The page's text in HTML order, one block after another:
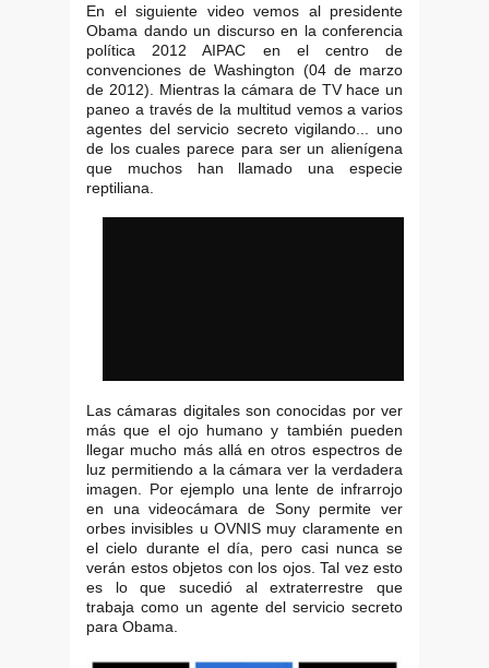
En el siguiente video vemos al presidente
Obama dando un discurso en la conferencia
política 2012 AIPAC en el centro de
convenciones de Washington (04 de marzo
de 2012). Mientras la cámara de TV hace un
paneo a través de la multitud vemos a varios
agentes del servicio secreto vigilando... uno
de los cuales parece para ser un alienígena
que muchos han llamado una especie
reptiliana.
Las cámaras digitales son conocidas por ver
más que el ojo humano y también pueden
llegar mucho más allá en otros espectros de
luz permitiendo a la cámara ver la verdadera
imagen. Por ejemplo una lente de infrarrojo
en una videocámara de Sony permite ver
orbes invisibles u OVNIS muy claramente en
el cielo durante el día, pero casi nunca se
verán estos objetos con los ojos. Tal vez esto
es lo que sucedió al extraterrestre que
trabaja como un agente del servicio secreto
para Obama.